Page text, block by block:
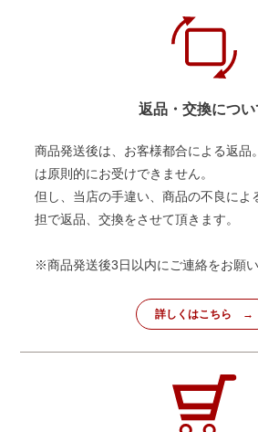
返品・交換につい
商品発送後は、お客様都合による返品
は原則的にお受けできません。
但し、当店の手違い、商品の不良によ
担で返品、交換をさせて頂きます。
※商品発送後3日以内にご連絡をお願い
詳しくはこちら